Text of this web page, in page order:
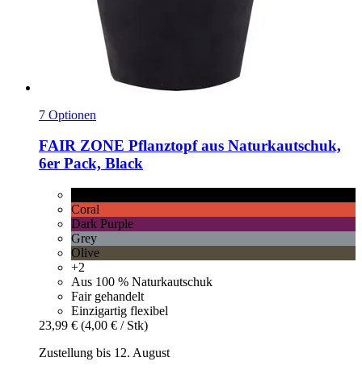
7 Optionen
FAIR ZONE Pflanztopf aus Naturkautschuk,
6er Pack, Black
Coral
Dark Purple
Grey
Olive
+2
Aus 100 % Naturkautschuk
Fair gehandelt
Einzigartig flexibel
23,99 € (4,00 € / Stk)
Zustellung bis 12. August